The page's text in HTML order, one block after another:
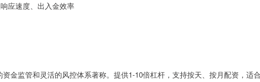
应速度、出入金效率
金监管和灵活的风控体系著称。提供1-10倍杠杆，支持按天、按月配资，适